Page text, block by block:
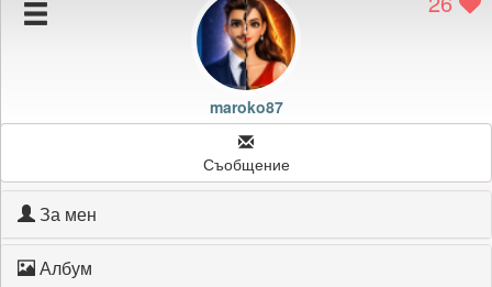
Подаръците на maroko87
Картичките на maroko87
maroko87
Съобщение
За мен
Албум